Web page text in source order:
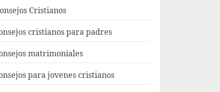
Cristianos
cristianos para padres
matrimoniales
para jovenes cristianos